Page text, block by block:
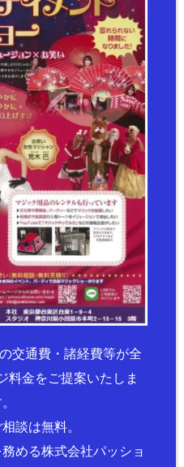
交通費・諸経費等が全
料金をご提案いたしま
談は無料。
める株式会社パッショ